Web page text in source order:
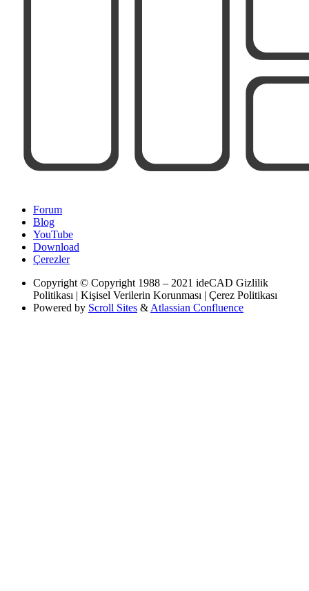
Forum
Blog
YouTube
Download
Çerezler
Copyright © Copyright 1988 – 2021 ideCAD Gizlilik
Politikası | Kişisel Verilerin Korunması | Çerez Politikası
Powered by Scroll Sites & Atlassian Confluence